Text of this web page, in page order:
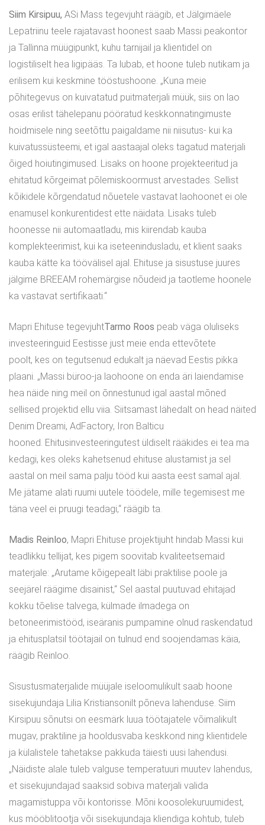
Siim Kirsipuu, ASi Mass tegevjuht räägib, et Jälgimäele
Lepatriinu teele rajatavast hoonest saab Massi peakontor
ja Tallinna müügipunkt, kuhu tarnijail ja klientidel on
logistiliselt hea ligipääs. Ta lubab, et hoone tuleb nutikam ja
erilisem kui keskmine tööstushoone. „Kuna meie
põhitegevus on kuivatatud puitmaterjali müük, siis on lao
osas erilist tähelepanu pööratud keskkonnatingimuste
hoidmisele ning seetõttu paigaldame nii niisutus- kui ka
kuivatussüsteemi, et igal aastaajal oleks tagatud materjali
õiged hoiutingimused. Lisaks on hoone projekteeritud ja
ehitatud kõrgeimat põlemiskoormust arvestades. Sellist
kõikidele kõrgendatud nõuetele vastavat laohoonet ei ole
enamusel konkurentidest ette näidata. Lisaks tuleb
hoonesse nii automaatladu, mis kiirendab kauba
komplekteerimist, kui ka iseteenindusladu, et klient saaks
kauba kätte ka töövälisel ajal. Ehituse ja sisustuse juures
jälgime BREEAM rohemärgise nõudeid ja taotleme hoonele
ka vastavat sertifikaati.“
Mapri Ehituse tegevjuhtTarmo Roos peab väga oluliseks
investeeringuid Eestisse just meie enda ettevõtete
poolt, kes on tegutsenud edukalt ja näevad Eestis pikka
plaani. „Massi büroo-ja laohoone on enda äri laiendamise
hea näide ning meil on õnnestunud igal aastal mõned
sellised projektid ellu viia. Siitsamast lähedalt on head näited
Denim Dreami, AdFactory, Iron Balticu
hooned. Ehitusinvesteeringutest üldiselt rääkides ei tea ma
kedagi, kes oleks kahetsenud ehituse alustamist ja sel
aastal on meil sama palju tööd kui aasta eest samal ajal.
Me jätame alati ruumi uutele töödele, mille tegemisest me
täna veel ei pruugi teadagi,“ räägib ta.
Madis Reinloo, Mapri Ehituse projektijuht hindab Massi kui
teadlikku tellijat, kes pigem soovitab kvaliteetsemaid
materjale: „Arutame kõigepealt läbi praktilise poole ja
seejärel räägime disainist,“ Sel aastal puutuvad ehitajad
kokku tõelise talvega, külmade ilmadega on
betoneerimistööd, iseäranis pumpamine olnud raskendatud
ja ehitusplatsil töötajail on tulnud end soojendamas käia,
räägib Reinloo.
Sisustusmaterjalide müüjale iseloomulikult saab hoone
sisekujundaja Lilia Kristiansonilt põneva lahenduse. Siim
Kirsipuu sõnutsi on eesmärk luua töötajatele võimalikult
mugav, praktiline ja hooldusvaba keskkond ning klientidele
ja külalistele tahetakse pakkuda täiesti uusi lahendusi.
„Näidiste alale tuleb valguse temperatuuri muutev lahendus,
et sisekujundajad saaksid sobiva materjali valida
magamistuppa või kontorisse. Mõni koosolekuruumidest,
kus mööblitootja või sisekujundaja kliendiga kohtub, tuleb